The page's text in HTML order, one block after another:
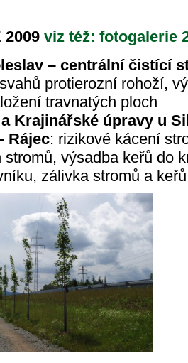
2009 viz též: fotogalerie
– centrální čistící
protierozní rohoží,
travnatých ploch
Krajinářské úpravy u
Rájec: rizikové kácení
stromů, výsadba keřů do
zálivka stromů a keřů